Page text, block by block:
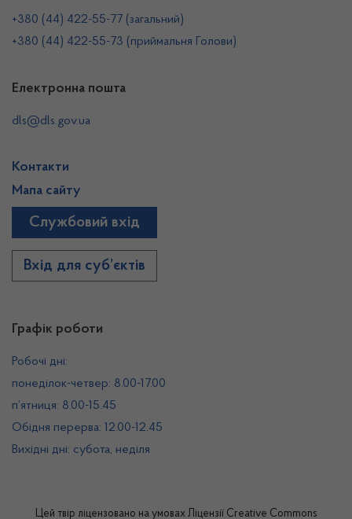
Графік роботи
Робочі дні:
понеділок-четвер: 8.00-17.00
п’ятниця: 8.00-15.45
Обідня перерва: 12.00-12.45
Вихідні дні: субота, неділя
+380 (44) 422-55-77 (загальний)
+380 (44) 422-55-73 (приймальня Голови)
Електронна пошта
dls@dls.gov.ua
Контакти
Мапа сайту
Службовий вхід
Вхід для суб’єктів
Цей твір ліцензовано на умовах Ліцензії Creative Commons